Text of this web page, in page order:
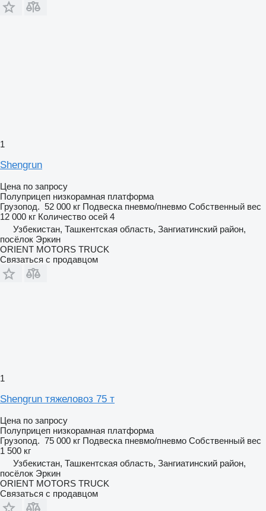
1
Shengrun
Цена по запросу
Полуприцеп низкорамная платформа
Грузопод. 52 000 кг Подвеска пневмо/пневмо Собственный вес
12 000 кг Количество осей 4
Узбекистан, Ташкентская область, Зангиатинский район,
посёлок Эркин
ORIENT MOTORS TRUCK
Связаться с продавцом
1
Shengrun тяжеловоз 75 т
Цена по запросу
Полуприцеп низкорамная платформа
Грузопод. 75 000 кг Подвеска пневмо/пневмо Собственный вес
1 500 кг
Узбекистан, Ташкентская область, Зангиатинский район,
посёлок Эркин
ORIENT MOTORS TRUCK
Связаться с продавцом